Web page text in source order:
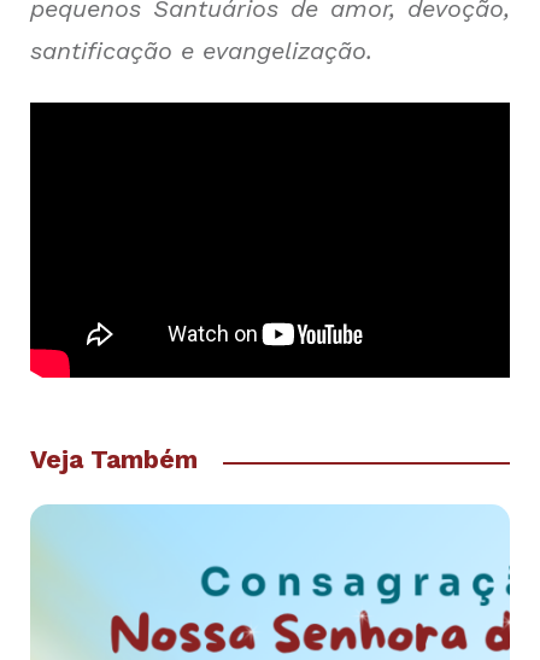
pequenos Santuários de amor, devoção,
santificação e evangelização.
Veja Também